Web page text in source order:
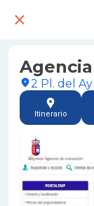
2 Pl. del
Itinerario